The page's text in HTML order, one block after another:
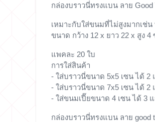
กล่องบราวนี่ทรงแบน ลาย Good
เหมาะกับใส่ขนมที่ไม่สูงมากเช่น
ขนาด กว้าง 12 x ยาว 22 x สูง 4
แพคละ 20 ใบ
การใส่สินค้า
- ใส่บราวนี่ขนาด 5x5 เซน ได้ 2
- ใส่บราวนี่ขนาด 7x5 เซน ได้ 2
- ใส่ขนมเปี๊ยขนาด 4 เซน ได้ 3
กล่องบราวนี่ทรงแบน ลาย good